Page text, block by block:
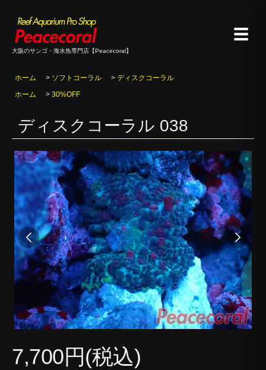
大阪のサンゴ・海水魚専門店【Peacecoral】
☰
ホーム > ソフトコーラル > ディスクコーラル
ホーム
> 30%OFF
ディスクコーラル 038
7,700円(税込)